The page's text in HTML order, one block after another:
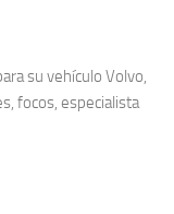
su vehículo Volvo,
focos, especialista